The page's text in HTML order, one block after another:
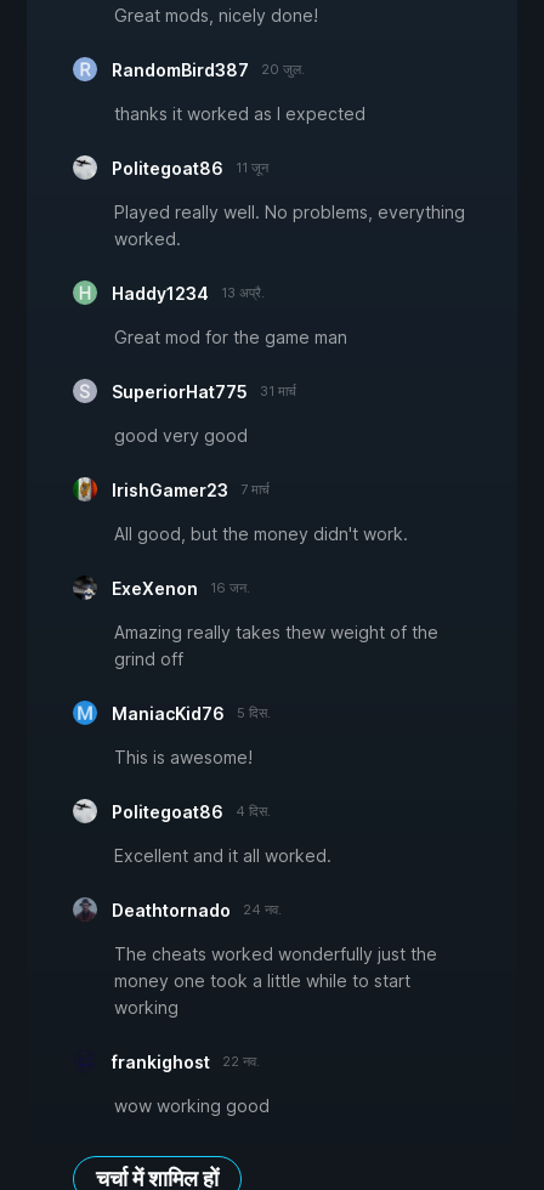
Great mods, nicely done!
RandomBird387 20 जुल.
thanks it worked as I expected
Politegoat86 11 जून
Played really well. No problems, everything
worked.
Haddy1234 13 अप्रै.
Great mod for the game man
SuperiorHat775 31 मार्च
good very good
IrishGamer23 7 मार्च
All good, but the money didn't work.
ExeXenon 16 जन.
Amazing really takes thew weight of the
grind off
ManiacKid76 5 दिस.
This is awesome!
Politegoat86 4 दिस.
Excellent and it all worked.
Deathtornado 24 नव.
The cheats worked wonderfully just the
money one took a little while to start
working
frankighost 22 नव.
wow working good
चर्चा में शामिल हों